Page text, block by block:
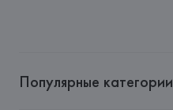
Популярные категории